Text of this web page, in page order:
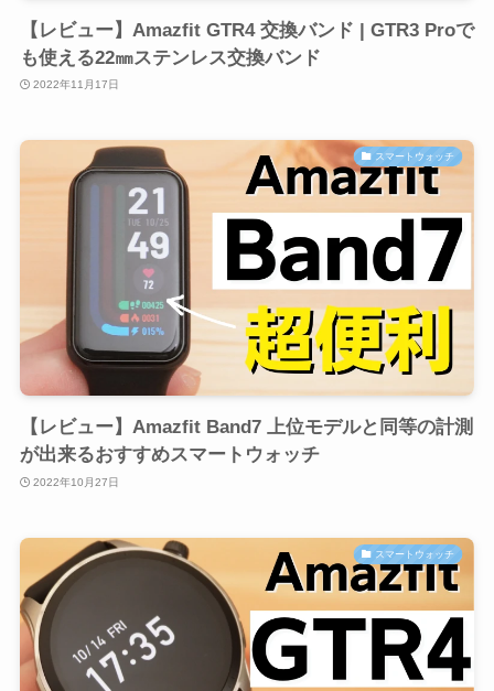
【レビュー】Amazfit GTR4 交換バンド | GTR3 Proで
も使える22㎜ステンレス交換バンド
2022年11月17日
スマートウォッチ
【レビュー】Amazfit Band7 上位モデルと同等の計測
が出来るおすすめスマートウォッチ
2022年10月27日
スマートウォッチ